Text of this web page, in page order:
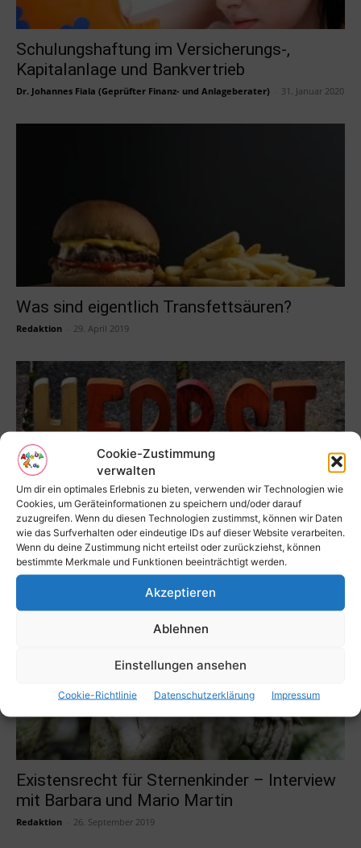
Cookie-Zustimmung
verwalten
Um dir ein optimales Erlebnis zu bieten, verwenden wir Technologien wie
Cookies, um Geräteinformationen zu speichern und/oder darauf
zuzugreifen. Wenn du diesen Technologien zustimmst, können wir Daten
wie das Surfverhalten oder eindeutige IDs auf dieser Website verarbeiten.
Wenn du deine Zustimmung nicht erteilst oder zurückziehst, können
bestimmte Merkmale und Funktionen beeinträchtigt werden.
Akzeptieren
Ablehnen
Einstellungen ansehen
Cookie-Richtlinie Datenschutzerklärung Impressum
Schulungshaftung im Versicherungs-,
Kapitalanlage und Bankvertrieb
Dr. Johannes Fiala (Geprüfter Finanz- und Anlageberater) 31. Januar 2020
Was sind eigentlich Transfettsäuren?
Redaktion 29. April 2019
Fruchtsäfte – Augen auf beim Einkauf
Redaktion - 29. April 2019
Existensrecht für Sternenkinder – Interview
mit Barbara und Mario Martin
Redaktion 26. September 2019